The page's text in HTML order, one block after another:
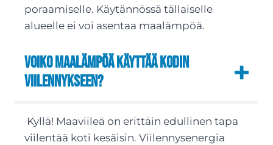
poraamiselle. Käytännössä tällaiselle
alueelle ei voi asentaa maalämpöä.
Voiko maalämpöä käyttää kodin
viilennykseen?
Kyllä! Maaviileä on erittäin edullinen tapa
viilentää koti kesäisin. Viilennysenergia